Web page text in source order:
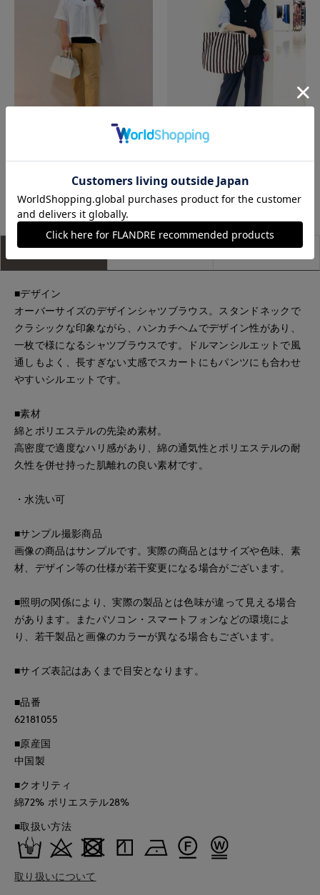
もっと見る
■デザイン
オーバーサイズのデザインシャツブラウス。スタンドネックで
クラシックな印象ながら、ハンカチヘムでデザイン性があり、
一枚で様になるシャツブラウスです。ドルマンシルエットで風
通しもよく、長すぎない丈感でスカートにもパンツにも合わせ
やすいシルエットです。
■素材
綿とポリエステルの先染め素材。
高密度で適度なハリ感があり、綿の通気性とポリエステルの耐
久性を併せ持った肌離れの良い素材です。
・水洗い可
■サンプル撮影商品
画像の商品はサンプルです。実際の商品とはサイズや色味、素
材、デザイン等の仕様が若干変更になる場合がございます。
■照明の関係により、実際の製品とは色味が違って見える場合
があります。またパソコン・スマートフォンなどの環境によ
り、若干製品と画像のカラーが異なる場合もございます。
■サイズ表記はあくまで目安となります。
■品番
62181055
■原産国
中国製
■クオリティ
綿72% ポリエステル28%
■取扱い方法
取り扱いについて